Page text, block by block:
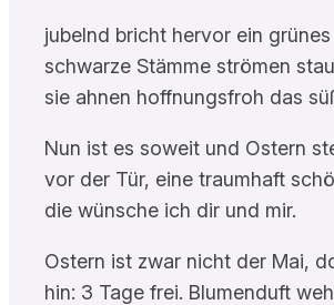
jubelnd bricht hervor ein
schwarze Stämme strömen
sie ahnen hoffnungsfroh das
Nun ist es soweit und Ostern
vor der Tür, eine traumhaft
die wünsche ich dir und mir.
Ostern ist zwar nicht der Mai,
hin: 3 Tage frei. Blumenduft